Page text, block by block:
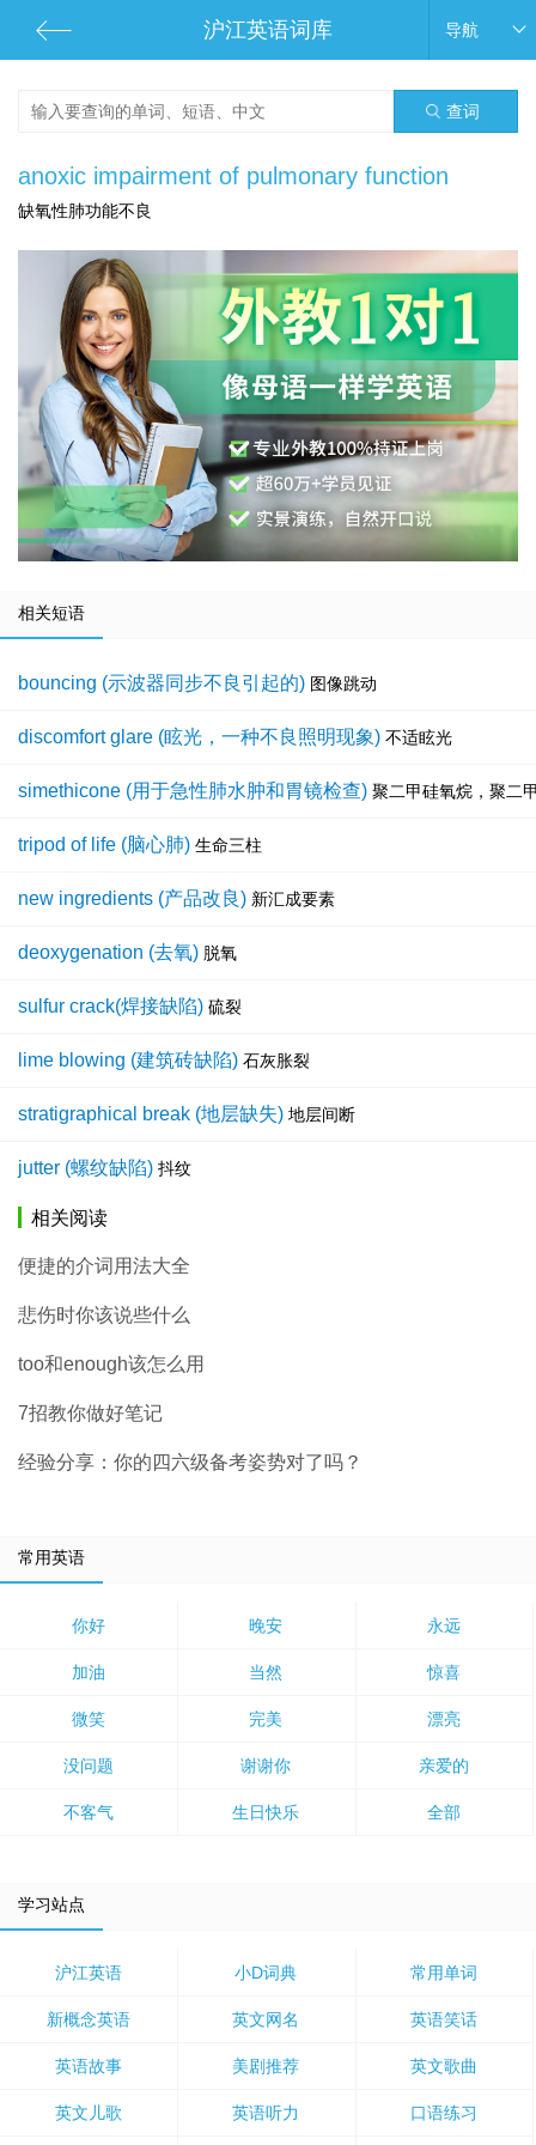
沪江英语词库 导航
查词
anoxic impairment of pulmonary function
缺氧性肺功能不良
相关短语
bouncing (示波器同步不良引起的) 图像跳动
discomfort glare (眩光，一种不良照明现象) 不适眩光
simethicone (用于急性肺水肿和胃镜检查) 聚二甲硅氧烷，聚二
tripod of life (脑心肺) 生命三柱
new ingredients (产品改良) 新汇成要素
deoxygenation (去氧) 脱氧
sulfur crack(焊接缺陷) 硫裂
lime blowing (建筑砖缺陷) 石灰胀裂
stratigraphical break (地层缺失) 地层间断
jutter (螺纹缺陷) 抖纹
相关阅读
便捷的介词用法大全
悲伤时你该说些什么
too和enough该怎么用
7招教你做好笔记
经验分享：你的四六级备考姿势对了吗？
常用英语
你好 晚安 永远
加油 当然 惊喜
微笑 完美 漂亮
没问题 谢谢你 亲爱的
不客气 生日快乐 全部
学习站点
沪江英语 小D词典 常用单词
新概念英语 英文网名 英语笑话
英语故事 美剧推荐 英文歌曲
英文儿歌 英语听力 口语练习